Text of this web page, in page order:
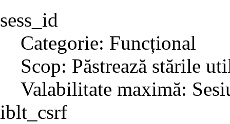
sess_id
Categorie: Funcțional
Scop: Păstrează stările
Valabilitate maximă:
iblt_csrf